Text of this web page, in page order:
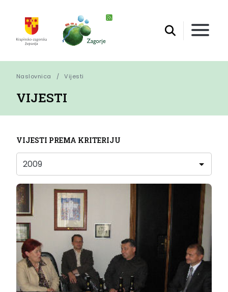
Naslovnica Vijesti
VIJESTI
VIJESTI PREMA KRITERIJU